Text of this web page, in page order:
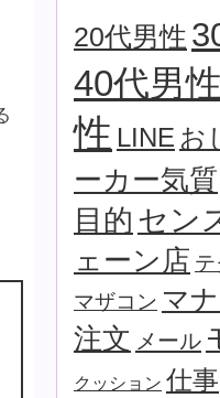
20代男性
40代男性
性 LINE お
ーカー気質
目的 セン
ェーン店 テ
マザコン マ
注文 メール
クッション 仕事